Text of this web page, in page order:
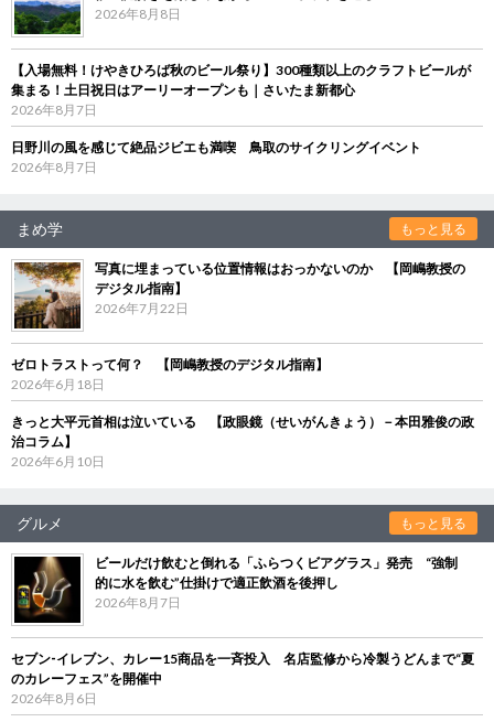
2026年8月8日
【入場無料！けやきひろば秋のビール祭り】300種類以上のクラフトビールが
集まる！土日祝日はアーリーオープンも｜さいたま新都心
2026年8月7日
日野川の風を感じて絶品ジビエも満喫 鳥取のサイクリングイベント
2026年8月7日
まめ学 もっと見る
写真に埋まっている位置情報はおっかないのか 【岡嶋教授の
デジタル指南】
2026年7月22日
ゼロトラストって何？ 【岡嶋教授のデジタル指南】
2026年6月18日
きっと大平元首相は泣いている 【政眼鏡（せいがんきょう）－本田雅俊の政
治コラム】
2026年6月10日
グルメ もっと見る
ビールだけ飲むと倒れる「ふらつくビアグラス」発売 “強制
的に水を飲む”仕掛けで適正飲酒を後押し
2026年8月7日
セブン‐イレブン、カレー15商品を一斉投入 名店監修から冷製うどんまで“夏
のカレーフェス”を開催中
2026年8月6日